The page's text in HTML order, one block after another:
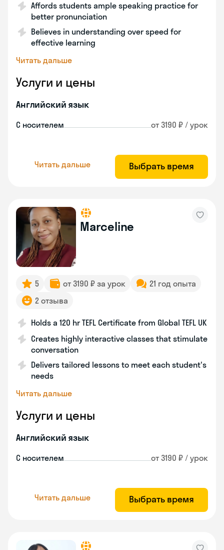
Affords students ample speaking practice for
better pronunciation
Believes in understanding over speed for
effective learning
Читать дальше
Услуги и цены
Английский язык
С носителем от 3190 ₽ / урок
Читать дальше Выбрать время
Marceline
5 от 3190 ₽ за урок
21 год опыта
2 отзыва
Holds a 120 hr TEFL Certificate from Global TEFL UK
Creates highly interactive classes that stimulate
conversation
Delivers tailored lessons to meet each student's
needs
Читать дальше
Услуги и цены
Английский язык
С носителем от 3190 ₽ / урок
Читать дальше Выбрать время